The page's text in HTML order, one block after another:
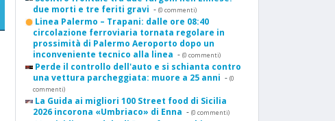
due morti e tre feriti gravi - (0 commenti)
Linea Palermo – Trapani: dalle ore 08:40
circolazione ferroviaria tornata regolare in
prossimità di Palermo Aeroporto dopo un
inconveniente tecnico alla linea - (0 commenti)
Perde il controllo dell'auto e si schianta contro
una vettura parcheggiata: muore a 25 anni - (0
commenti)
La Guida ai migliori 100 Street food di Sicilia
2026 incorona «Umbriaco» di Enna - (0 commenti)